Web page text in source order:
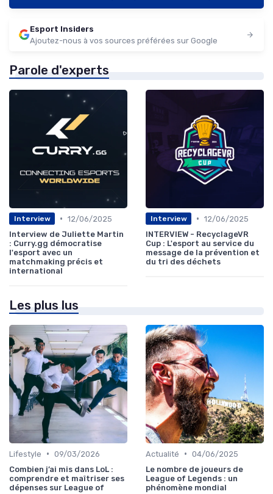
Esport Insiders
Ajoutez-nous à vos sources préférées sur Google
Parole d'experts
Interview • 12/06/2025
Interview de Juliette Martin
: Curry.gg démocratise
l'esport avec un
matchmaking précis et
international
Interview • 12/06/2025
INTERVIEW - RecyclageVR
Cup : L'esport au service du
message de la prévention et
du tri des déchets
Les plus lus
Lifestyle • 09/03/2026
Combien j’ai mis dans LoL :
comprendre et maîtriser ses
dépenses sur League of
Actualité • 04/06/2025
Le nombre de joueurs de
League of Legends : un
phénomène mondial